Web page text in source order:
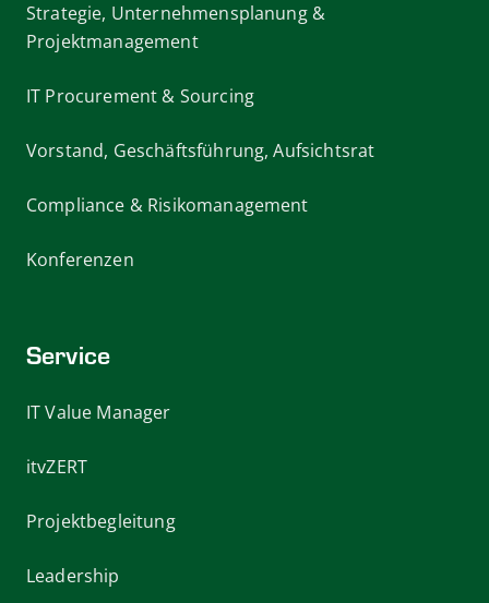
Strategie, Unternehmensplanung &
Projektmanagement
IT Procurement & Sourcing
Vorstand, Geschäftsführung, Aufsichtsrat
Compliance & Risikomanagement
Konferenzen
Service
IT Value Manager
itvZERT
Projektbegleitung
Leadership